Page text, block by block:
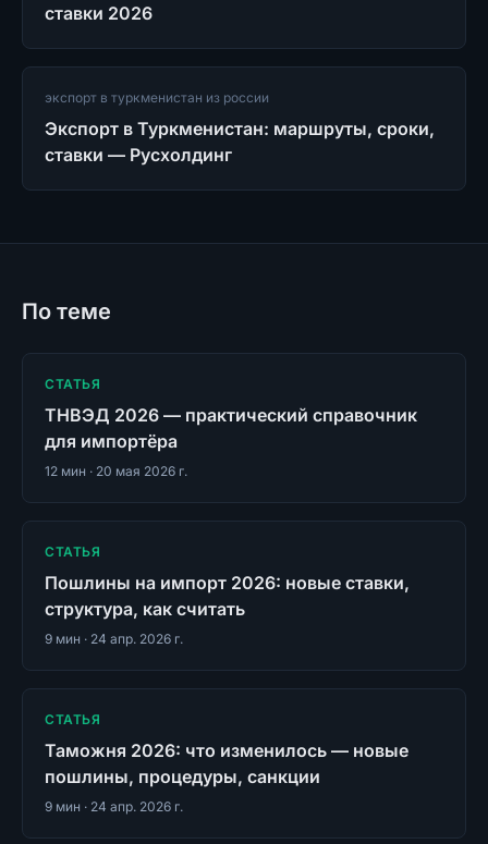
ставки 2026
экспорт в туркменистан из россии
Экспорт в Туркменистан: маршруты, сроки,
ставки — Русхолдинг
По теме
СТАТЬЯ
ТНВЭД 2026 — практический справочник
для импортёра
12 мин · 20 мая 2026 г.
СТАТЬЯ
Пошлины на импорт 2026: новые ставки,
структура, как считать
9 мин · 24 апр. 2026 г.
СТАТЬЯ
Таможня 2026: что изменилось — новые
пошлины, процедуры, санкции
9 мин · 24 апр. 2026 г.